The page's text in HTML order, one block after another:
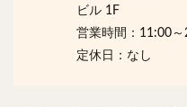
ビル 1F
営業時間：11:00
定休日：なし